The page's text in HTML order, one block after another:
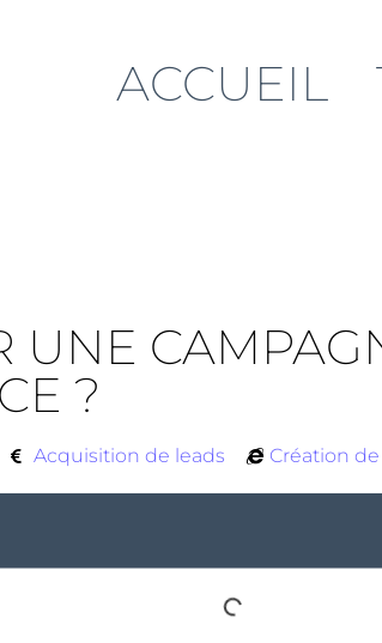
ACCUEIL
UNE
?
Acquisition de leads Création